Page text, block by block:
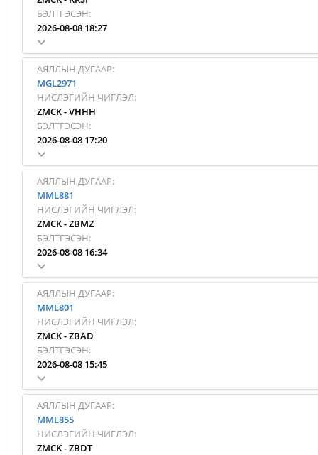
БЭЛТГЭСЭН:
2026-08-08 18:27
АЯЛЛЫН ДУГААР:
MGL2971
НИСЛЭГИЙН ЧИГЛЭЛ:
ZMCK-VHHH
БЭЛТГЭСЭН:
2026-08-08 17:20
АЯЛЛЫН ДУГААР:
MML881
НИСЛЭГИЙН ЧИГЛЭЛ:
ZMCK-ZBMZ
БЭЛТГЭСЭН:
2026-08-08 16:34
АЯЛЛЫН ДУГААР:
MML801
НИСЛЭГИЙН ЧИГЛЭЛ:
ZMCK-ZBAD
БЭЛТГЭСЭН:
2026-08-08 15:45
АЯЛЛЫН ДУГААР:
MML855
НИСЛЭГИЙН ЧИГЛЭЛ:
ZMCK-ZBDT